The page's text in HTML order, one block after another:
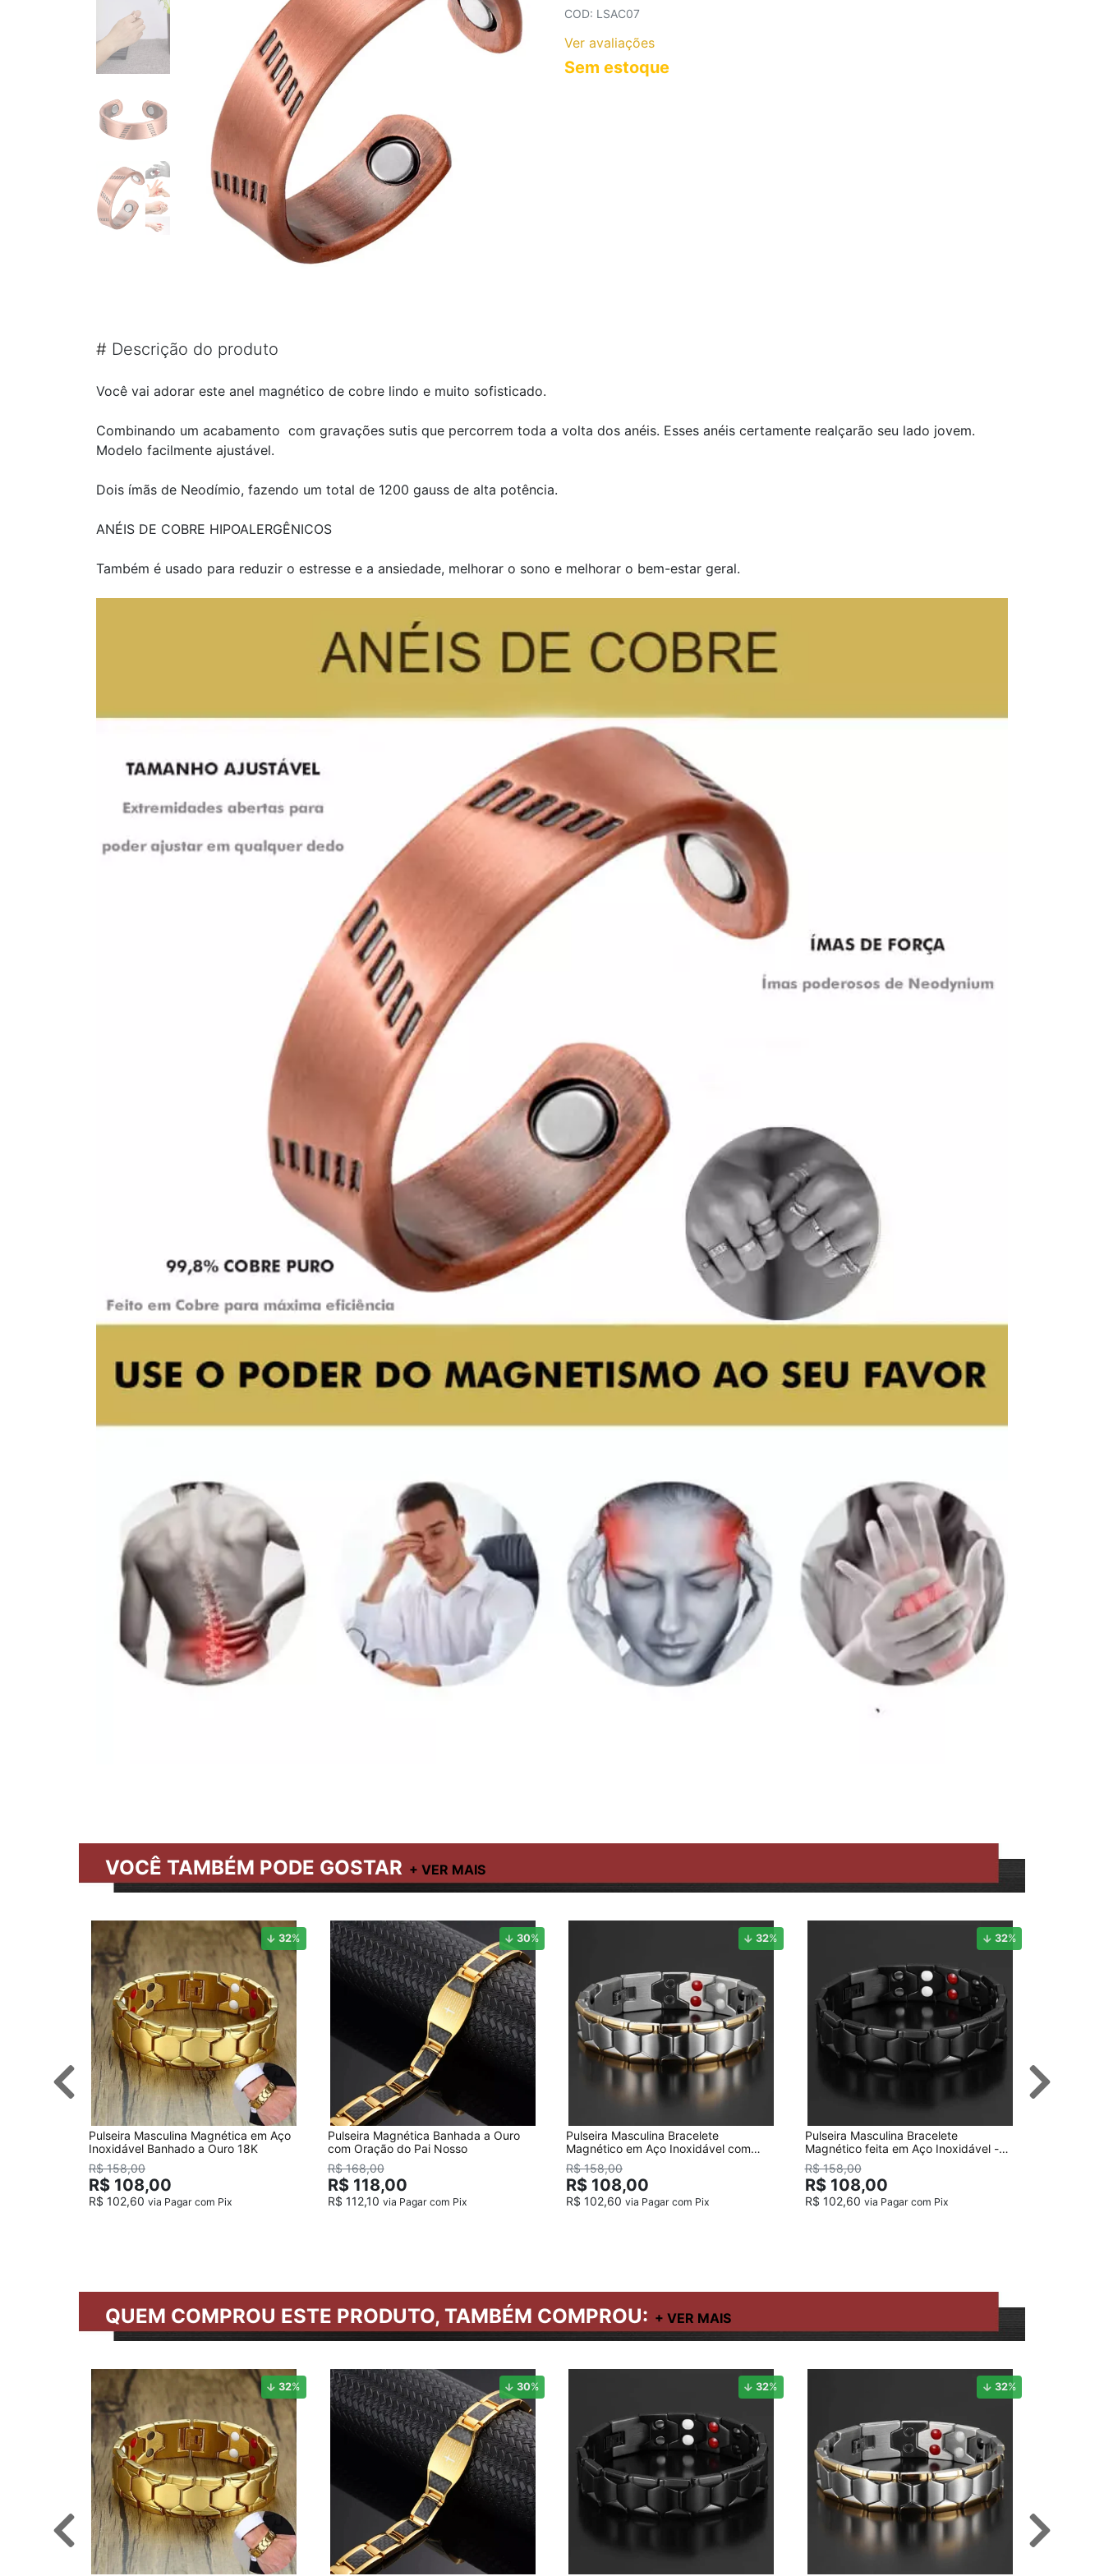
PULSEIRA MAGNÉTICA
PULSEIRA DE SILICONE MASCULINA
KIT PULSEIRA MASCULINA
COLARES AÇO INOXIDÁVEL
COLARES CORRENTES
ANÉIS MASCULINOS
ANÉIS DE AÇO
ANÉIS MAGNÉTICOS DE COBRE
COD: LSAC07
Ver avaliações
Sem estoque
# Descrição do produto
Você vai adorar este anel magnético de cobre lindo e muito sofisticado.
Combinando um acabamento com gravações sutis que percorrem toda a volta dos anéis. Esses anéis certamente realçarão seu lado jovem.
Modelo facilmente ajustável.
Dois ímãs de Neodímio, fazendo um total de 1200 gauss de alta potência.
ANÉIS DE COBRE HIPOALERGÊNICOS
Também é usado para reduzir o estresse e a ansiedade, melhorar o sono e melhorar o bem-estar geral.
VOCÊ TAMBÉM PODE GOSTAR
32%
Pulseira Masculina Magnética em Aço
Inoxidável Banhado a Ouro 18K
R$ 158,00
R$ 108,00
R$ 102,60 via Pagar com Pix
30%
Pulseira Magnética Banhada a Ouro
com Oração do Pai Nosso
R$ 168,00
R$ 118,00
R$ 112,10 via Pagar com Pix
32%
Pulseira Masculina Bracelete
Magnético em Aço Inoxidável com
detalhes Banhado a Ouro
R$ 158,00
R$ 108,00
R$ 102,60 via Pagar com Pix
32%
Pulseira Masculina Bracelete
Magnético feita em Aço Inoxidável -
Preta
R$ 158,00
R$ 108,00
R$ 102,60 via Pagar com Pix
QUEM COMPROU ESTE PRODUTO, TAMBÉM COMPROU:
32% 30% 32% 32%